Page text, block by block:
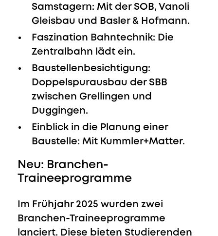
Samstagern: Mit der SOB, Vanoli
Gleisbau und Basler & Hofmann.
Faszination Bahntechnik: Die
Zentralbahn lädt ein.
Baustellenbesichtigung:
Doppelspurausbau der SBB
zwischen Grellingen und
Duggingen.
Einblick in die Planung einer
Baustelle: Mit Kummler+Matter.
Neu: Branchen-
Traineeprogramme
Im Frühjahr 2025 wurden zwei
Branchen-Traineeprogramme
lanciert. Diese bieten Studierenden